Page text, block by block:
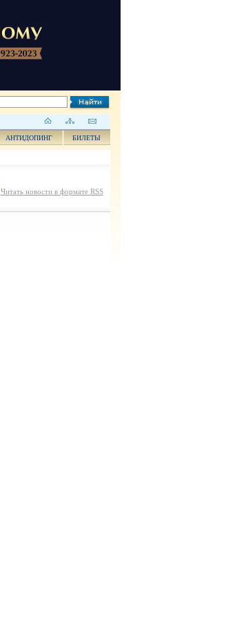
АНТИДОПИНГ БИЛЕТЫ
Читать новости в формате RSS